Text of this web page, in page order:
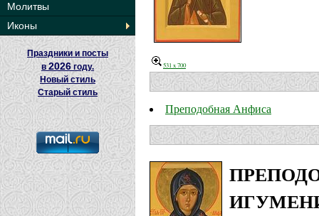
Молитвы
Иконы
Праздники и посты
в2026 году.
Новый стиль
Старый стиль
531 x 700
Преподобная Анфиса